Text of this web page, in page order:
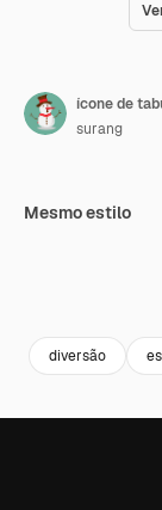
ícone de
surang
Mesmo estilo
diversão